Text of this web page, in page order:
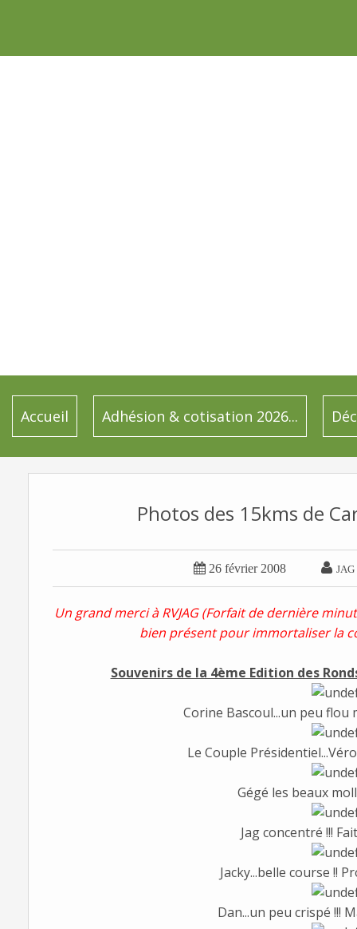
Accueil Adhésion & cotisation 2026...
Photos des 15kms de
 26 février 2008  JAG
Un grand merci à RVJAG (Forfait de dernière
bien présent pour immortaliser la
Souvenirs de la 4ème Edition des
Corine Bascoul...un peu flou
Le Couple
Gégé les beaux
Jag concentré !!!
Jacky...belle course !!
Dan...un peu crispé !!!